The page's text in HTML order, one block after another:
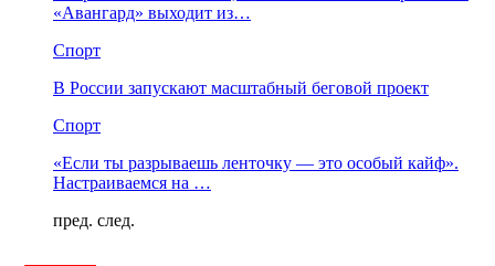
«Авангард» выходит из…
Спорт
В России запускают масштабный беговой проект
Спорт
«Если ты разрываешь ленточку — это особый кайф».
Настраиваемся на …
пред. след.